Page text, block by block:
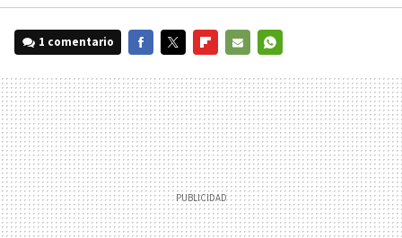
1 comentario
MAIL